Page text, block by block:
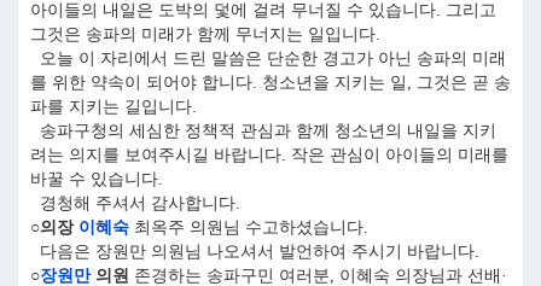
아이들의 내일은 도박의 덫에 걸려 무너질 수 있습니다. 그리고
그것은 송파의 미래가 함께 무너지는 일입니다.
오늘 이 자리에서 드린 말씀은 단순한 경고가 아닌 송파의 미래
를 위한 약속이 되어야 합니다. 청소년을 지키는 일, 그것은 곧 송
파를 지키는 길입니다.
송파구청의 세심한 정책적 관심과 함께 청소년의 내일을 지키
려는 의지를 보여주시길 바랍니다. 작은 관심이 아이들의 미래를
바꿀 수 있습니다.
경청해 주셔서 감사합니다.
○의장 이혜숙 최옥주 의원님 수고하셨습니다.
다음은 장원만 의원님 나오셔서 발언하여 주시기 바랍니다.
○장원만의원 존경하는 송파구민 여러분, 이혜숙 의장님과 선배·